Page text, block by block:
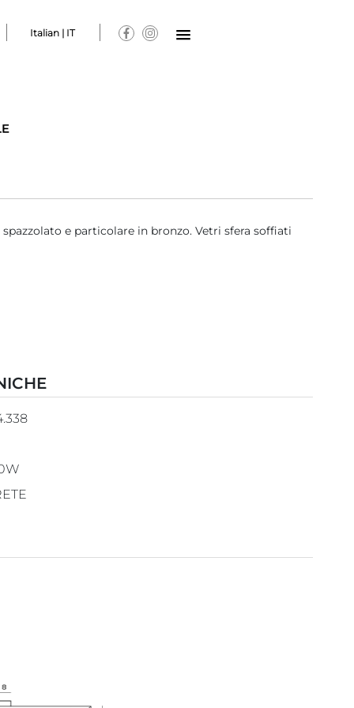
Italian | IT
e particolare in bronzo. Vetri sfera soffiati